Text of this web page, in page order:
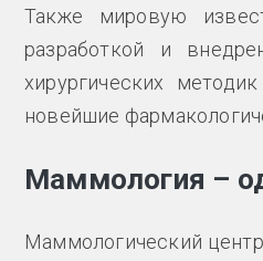
Также мировую
разработкой и
хирургических методик
новейшие
Маммология –
Маммологический